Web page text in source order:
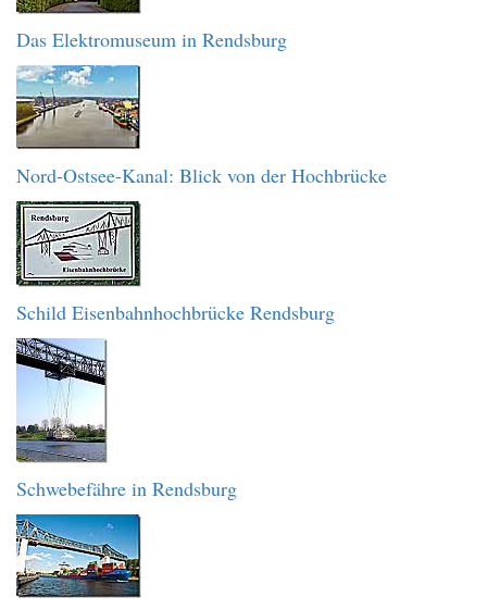
Das Elektromuseum in Rendsburg
Nord-Ostsee-Kanal: Blick von der Hochbrücke
Schild Eisenbahnhochbrücke Rendsburg
Schwebefähre in Rendsburg